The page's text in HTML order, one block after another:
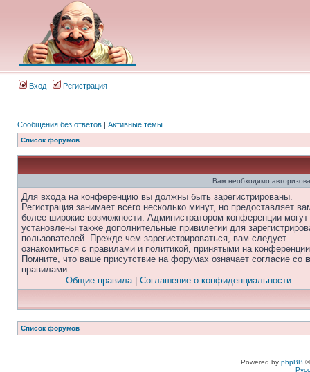
Вход Регистрация
Сообщения без ответов | Активные темы
Список форумов
Вам необходимо
Для входа на конференцию вы должны быть зарегистрированы.
Регистрация занимает всего несколько минут, но предоставляет
более широкие возможности. Администратором конференции
установлены также дополнительные привилегии для
пользователей. Прежде чем зарегистрироваться, вам следует
ознакомиться с правилами и политикой, принятыми на
Помните, что ваше присутствие на форумах означает согласие со
правилами.
Общие правила| Соглашение о конфиденциальности
Список форумов
Powered by phpBB